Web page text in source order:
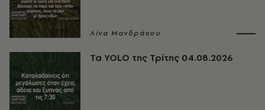
Λίνα Μανδράκου
Τα YOLO της Τρίτης 04.08.2026